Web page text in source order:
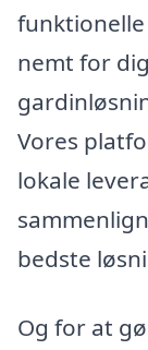
funktionelle
nemt for
Vores
lokale
bedste
Og for at